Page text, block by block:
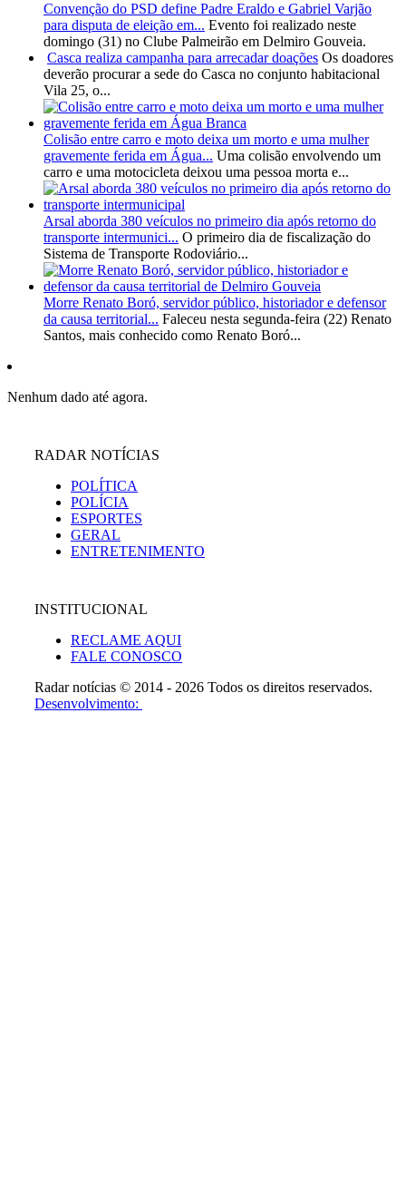
Convenção do PSD define Padre Eraldo e Gabriel Varjão
para disputa de eleição em... Evento foi realizado neste
domingo (31) no Clube Palmeirão em Delmiro Gouveia.
Casca realiza campanha para arrecadar doações Os doadores
deverão procurar a sede do Casca no conjunto habitacional
Vila 25, o...
Colisão entre carro e moto deixa um morto e uma mulher
gravemente ferida em Água... Uma colisão envolvendo um
carro e uma motocicleta deixou uma pessoa morta e...
Arsal aborda 380 veículos no primeiro dia após retorno do
transporte intermunici... O primeiro dia de fiscalização do
Sistema de Transporte Rodoviário...
Morre Renato Boró, servidor público, historiador e defensor
da causa territorial... Faleceu nesta segunda-feira (22) Renato
Santos, mais conhecido como Renato Boró...
Nenhum dado até agora.
RADAR NOTÍCIAS
POLÍTICA
POLÍCIA
ESPORTES
GERAL
ENTRETENIMENTO
INSTITUCIONAL
RECLAME AQUI
FALE CONOSCO
Radar notícias © 2014 - 2026 Todos os direitos reservados.
Desenvolvimento: